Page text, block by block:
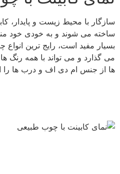
سازگار با محیط‌ زیست و پایدار،
ساخته می شوند و به خودی خود
بسیار مفید است، رایج ترین
می گذارد و می تواند با همه رنگ
ها از جنس ام دی اف و درب ها را